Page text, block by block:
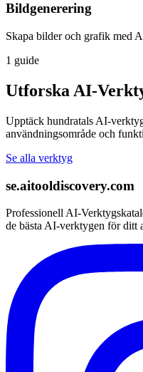
Bildgenerering
Skapa bilder och grafik med
1 guide
Utforska AI-
Upptäck hundratals AI-
användningsområde och
Se alla verktyg
se.aitooldiscovery.com
Professionell AI-
de bästa AI-verktygen för ditt